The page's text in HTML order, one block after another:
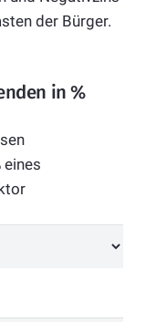
der Bürger.
in %
eines